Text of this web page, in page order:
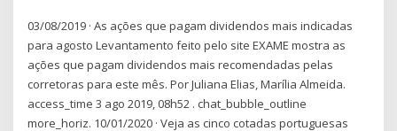
03/08/2019 · As ações que pagam dividendos mais indicadas
para agosto Levantamento feito pelo site EXAME mostra as
ações que pagam dividendos mais recomendadas pelas
corretoras para este mês. Por Juliana Elias, Marília Almeida.
access_time 3 ago 2019, 08h52 . chat_bubble_outline
more_horiz. 10/01/2020 · Veja as cinco cotadas portuguesas